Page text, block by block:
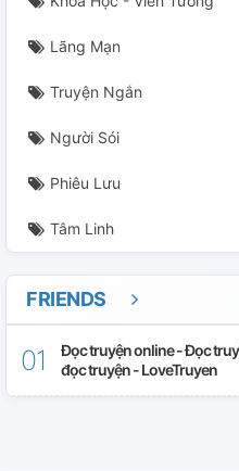
Lãng Mạn
Truyện Ngắn
Người Sói
Phiêu Lưu
Tâm Linh
FRIENDS
Đọc truyện online - Đọc
đọc truyện - LoveTruyen